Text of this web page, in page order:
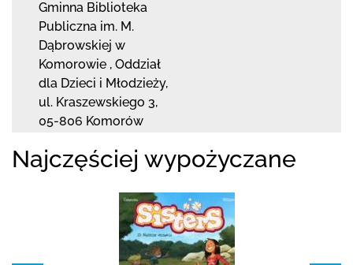
Gminna Biblioteka
Publiczna im. M.
Dąbrowskiej w
Komorowie , Oddział
dla Dzieci i Młodzieży,
ul. Kraszewskiego 3,
05-806 Komorów
Najczęściej wypożyczane